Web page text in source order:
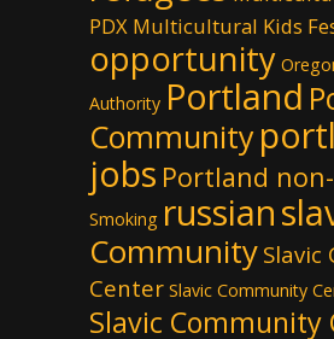
PDX Multicultural Kids
opportunity
Authority Portland
Community
jobs Portland
Smoking russian
Community Slavic
Center Slavic Community
Slavic Community